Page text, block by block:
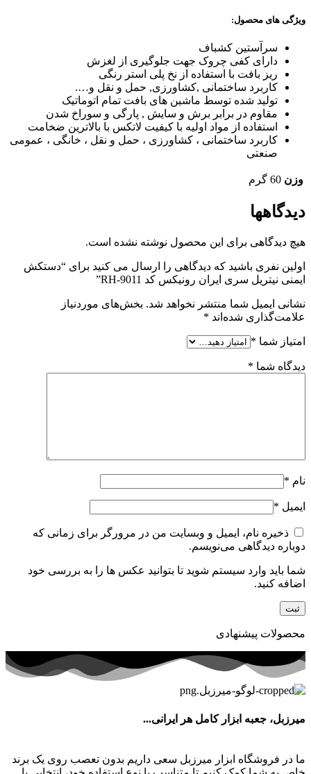
ویژگی های محصول:
سرآستین کشباف
دارای کفی چروک جهت جلوگیری از لغزش
ریز بافت با استفاده از نخ پلی استر رنگی
کاربرد ساختمانی ,کشاورزی, حمل و نقل و….
تولید شده توسط ماشین های بافت تمام اتوماتیک
مقاوم در برابر برش و سایش , پارگی و سوراخ شدن
استفاده از مواد اولیه با کیفیت لاتکس با بالاترین ضخامت
کاربرد ساختمانی ، کشاورزی ، حمل و نقل ، خانگی ، عمومی
صنعتی
وزن 60 گرم
دیدگاهها
هیچ دیدگاهی برای این محصول نوشته نشده است.
اولین نفری باشید که دیدگاهی را ارسال می کنید برای “دستکش
ایمنی نیتریل سری ایران رونیکس کد RH-9011”
نشانی ایمیل شما منتشر نخواهد شد. بخش‌های موردنیاز
علامت‌گذاری شده‌اند *
امتیاز شما *
دیدگاه شما *
نام *
ایمیل *
ذخیره نام، ایمیل و وبسایت من در مرورگر برای زمانی که
دوباره دیدگاهی می‌نویسم.
شما باید وارد سیستم شوید تا بتوانید عکس ها را به بررسی خود
اضافه کنید.
محصولات پیشنهادی
میرزبل، جعبه ابزار کامل هر ایرانی...
ما در فروشگاه ابزار میرزبل سعی داریم بدون تعصب روی یک برند